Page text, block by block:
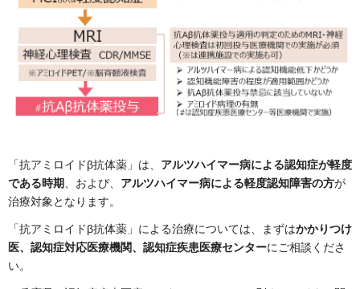
「抗アミロイドβ抗体薬」は、 アルツハイマー病による認知症が軽度
である時期 、および、 アルツハイマー病による軽度認知障害の方が
治療対象となります。
「抗アミロイドβ抗体薬」による治療については、まずはかかりつけ
医、認知症対応医療機関、認知症疾患医療センターにご相談くださ
い。